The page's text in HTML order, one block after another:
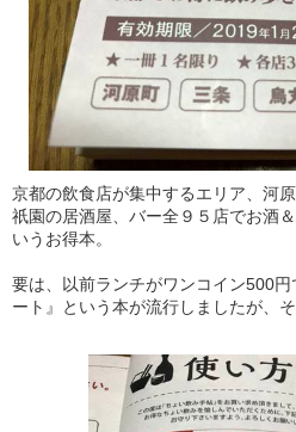
京都の飲食店が集中するエリア、河
祇園の居酒屋、バー全９５店でお酒
いうお得本。
要は、以前ランチがワンコイン500
ート』という本が流行しましたが、そ